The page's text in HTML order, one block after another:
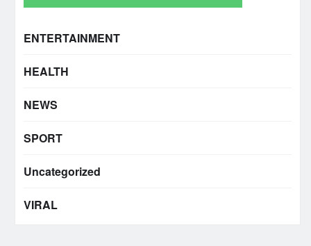
ENTERTAINMENT
HEALTH
NEWS
SPORT
Uncategorized
VIRAL